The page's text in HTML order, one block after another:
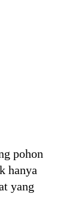
pohon
hanya
yang